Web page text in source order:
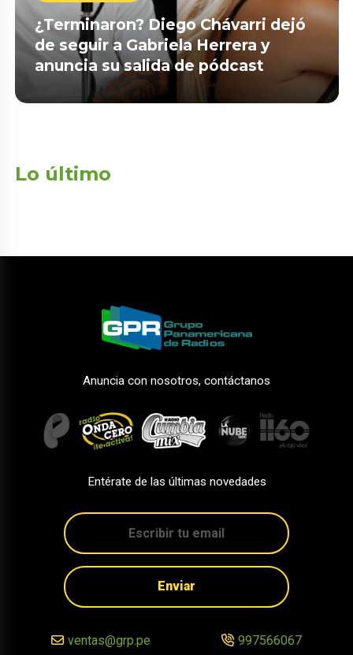
¿Terminaron? Diego Chávarri dejó
de seguir a Gabriela Herrera y
anuncia su salida de pódcast
Lo último
Anuncia con nosotros, contáctanos
Entérate de las últimas novedades
Enviar
ventas@grp.pe 997566067